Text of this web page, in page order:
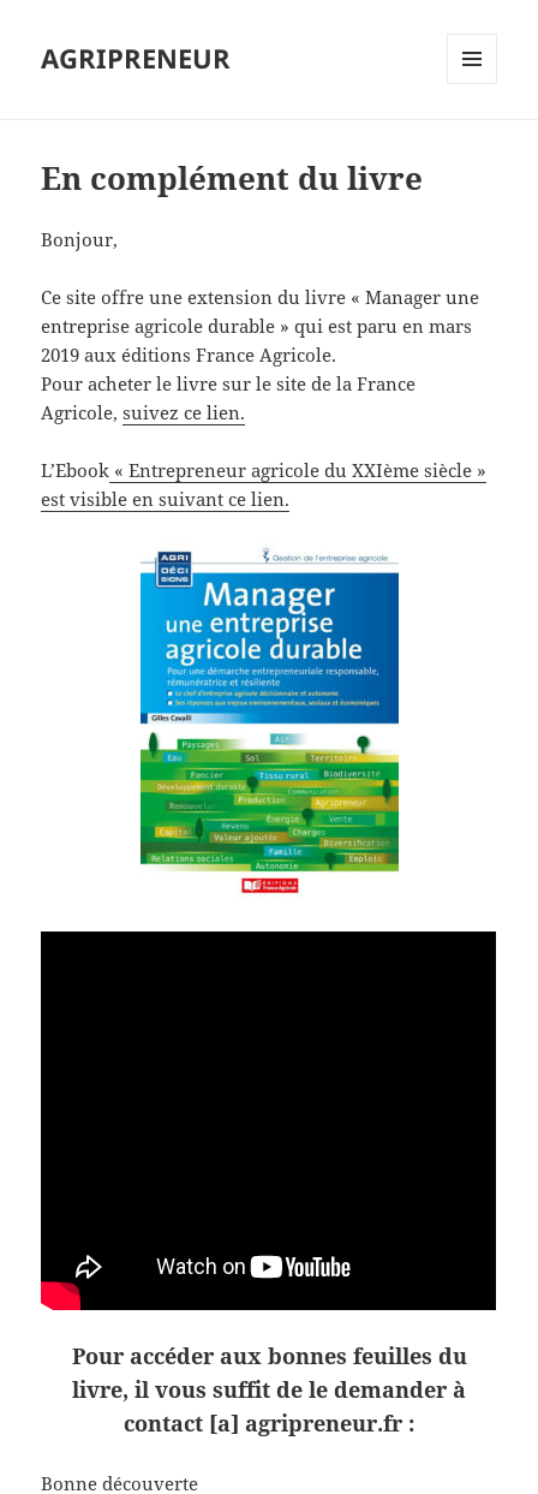
AGRIPRENEUR
En complément du livre
Bonjour,
Ce site offre une extension du livre « Manager une
entreprise agricole durable » qui est paru en mars
2019 aux éditions France Agricole.
Pour acheter le livre sur le site de la France
Agricole,suivez ce lien.
L’Ebook « Entrepreneur agricole du XXIème siècle »
est visible en suivant ce lien.
Pour accéder aux bonnes feuilles du
livre, il vous suffit de le demander à
contact [a] agripreneur.fr :
Bonne découverte